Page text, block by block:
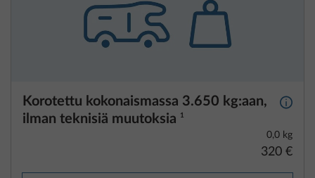
Korotettu kokonaismassa 3.650 kg:aan,
ilman teknisiä muutoksia
1
0,0 kg
320 €